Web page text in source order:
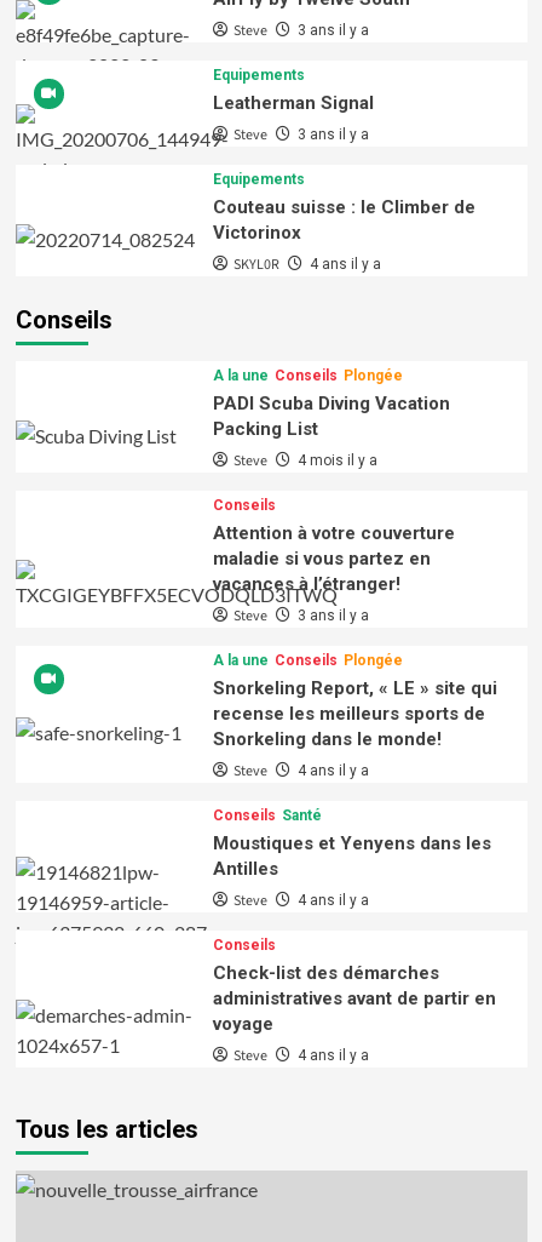
Steve 3 ans il y a
Equipements
Leatherman Signal
Steve 3 ans il y a
Equipements
Couteau suisse : le Climber de
Victorinox
SKYL0R 4 ans il y a
Conseils
A la une Conseils Plongée
PADI Scuba Diving Vacation
Packing List
Steve 4 mois il y a
Conseils
Attention à votre couverture
maladie si vous partez en
vacances à l’étranger!
Steve 3 ans il y a
A la une Conseils Plongée
Snorkeling Report, « LE » site qui
recense les meilleurs sports de
Snorkeling dans le monde!
Steve 4 ans il y a
Conseils Santé
Moustiques et Yenyens dans les
Antilles
Steve 4 ans il y a
Conseils
Check-list des démarches
administratives avant de partir en
voyage
Steve 4 ans il y a
Tous les articles